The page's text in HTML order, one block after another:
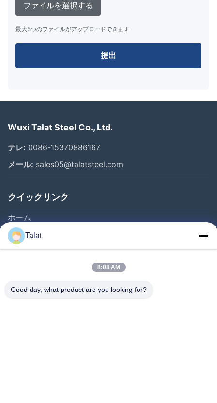
ファイルを選択する
最大5つのファイルがアップロードできます
提出
Wuxi Talat Steel Co., Ltd.
テレ: 0086-15370886167
メール: sales05@talatsteel.com
クイックリンク
ホーム
製品
企業情報
品質管理
Talat
8:08 AM
Good day, what product are you looking for?